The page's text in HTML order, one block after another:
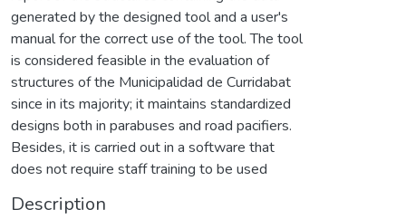
generated by the designed tool and a user's
manual for the correct use of the tool. The tool
is considered feasible in the evaluation of
structures of the Municipalidad de Curridabat
since in its majority; it maintains standardized
designs both in parabuses and road pacifiers.
Besides, it is carried out in a software that
does not require staff training to be used
Description